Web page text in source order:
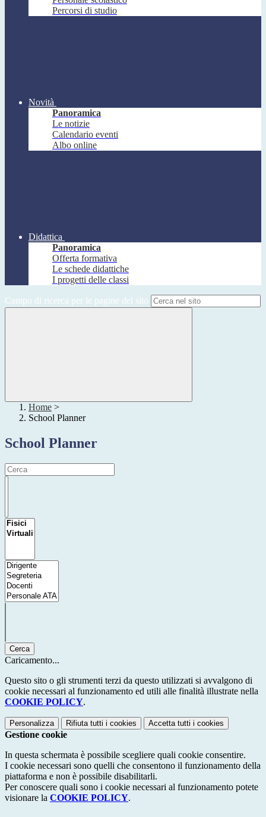
Percorsi di studio
Novità
Panoramica
Le notizie
Calendario eventi
Albo online
Didattica
Panoramica
Offerta formativa
Le schede didattiche
I progetti delle classi
Campo di ricerca per le pagine del sito
Home >
School Planner
School Planner
Cerca
Caricamento...
Questo sito o gli strumenti terzi da questo utilizzati si avvalgono di
cookie necessari al funzionamento ed utili alle finalità illustrate nella
COOKIE POLICY.
Personalizza Rifiuta tutti i cookies Accetta tutti i cookies
Gestione cookie
In questa schermata è possibile scegliere quali cookie consentire.
I cookie necessari sono quelli che consentono il funzionamento della
piattaforma e non è possibile disabilitarli.
Per conoscere quali sono i cookie necessari al funzionamento potete
visionare la COOKIE POLICY.